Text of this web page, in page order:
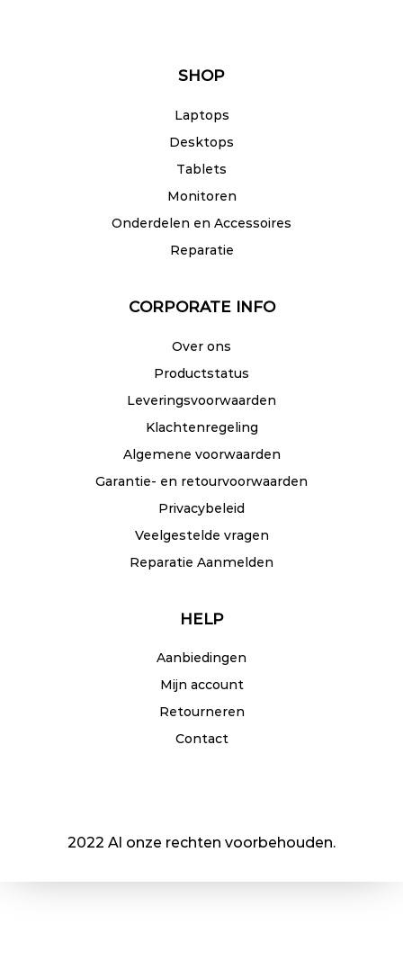
SHOP
Laptops
Desktops
Tablets
Monitoren
Onderdelen en Accessoires
Reparatie
CORPORATE INFO
Over ons
Productstatus
Leveringsvoorwaarden
Klachtenregeling
Algemene voorwaarden
Garantie- en retourvoorwaarden
Privacybeleid
Veelgestelde vragen
Reparatie Aanmelden
HELP
Aanbiedingen
Mijn account
Retourneren
Contact
2022 Al onze rechten voorbehouden.